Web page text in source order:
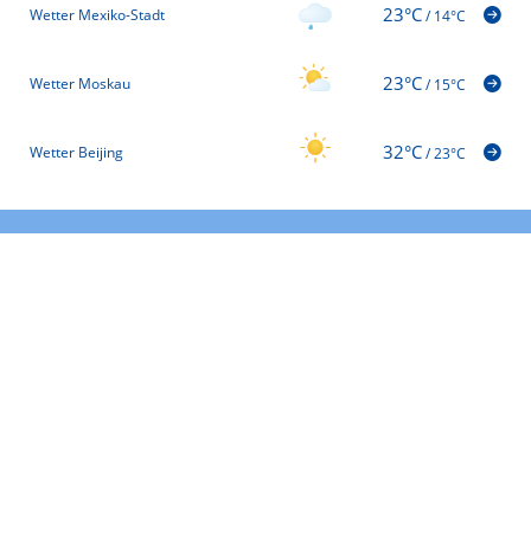
Wetter Mexiko-Stadt 23°C/14°C
Wetter Moskau 23°C/15°C
Wetter Beijing 32°C/23°C